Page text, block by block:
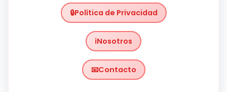
Política de Privacidad
Nosotros
Contacto